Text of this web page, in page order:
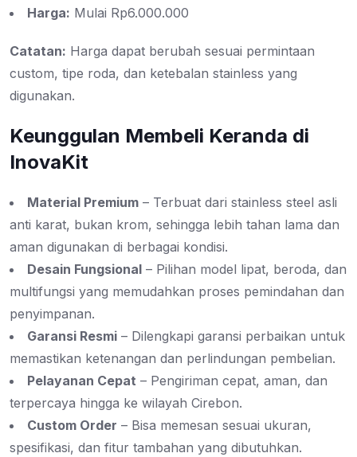
Harga: Mulai Rp6.000.000
Catatan: Harga dapat berubah sesuai permintaan
custom, tipe roda, dan ketebalan stainless yang
digunakan.
Keunggulan Membeli Keranda di
InovaKit
Material Premium – Terbuat dari stainless steel asli
anti karat, bukan krom, sehingga lebih tahan lama dan
aman digunakan di berbagai kondisi.
Desain Fungsional – Pilihan model lipat, beroda, dan
multifungsi yang memudahkan proses pemindahan dan
penyimpanan.
Garansi Resmi – Dilengkapi garansi perbaikan untuk
memastikan ketenangan dan perlindungan pembelian.
Pelayanan Cepat – Pengiriman cepat, aman, dan
terpercaya hingga ke wilayah Cirebon.
Custom Order – Bisa memesan sesuai ukuran,
spesifikasi, dan fitur tambahan yang dibutuhkan.